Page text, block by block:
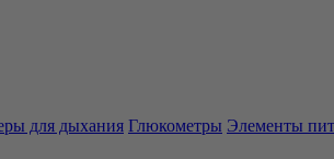
для дыхания Глюкометры Элементы